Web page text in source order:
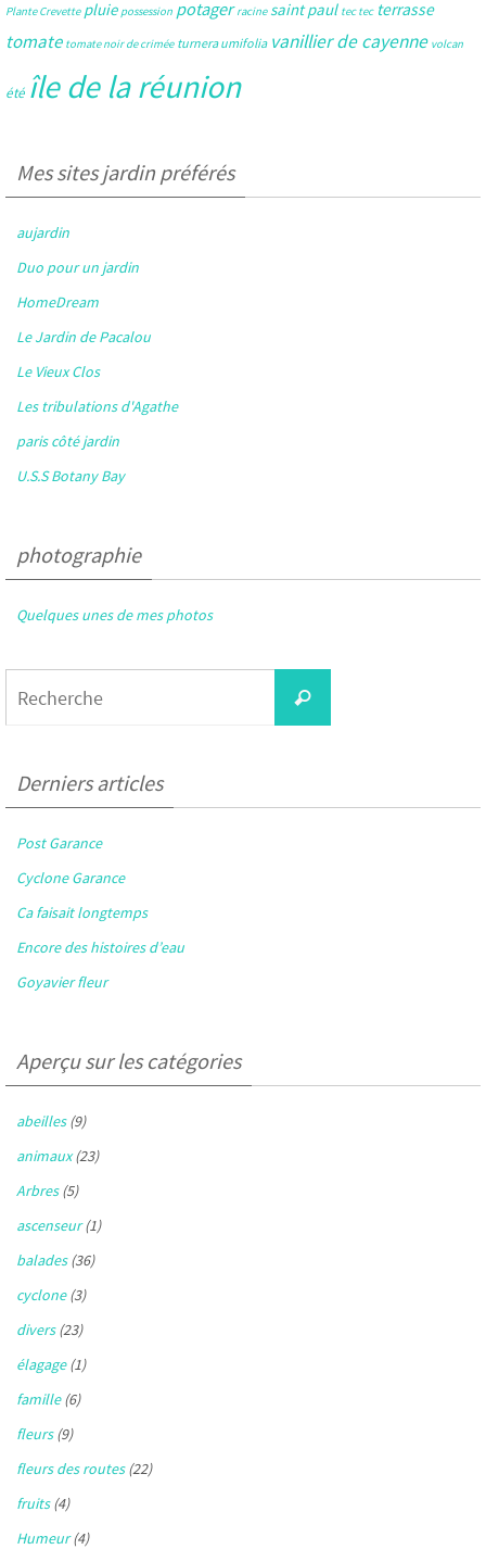
Plante Crevette pluie possession potager racine saint paul tec tec terrasse
tomate tomate noir de crimée turnera umifolia vanillier de cayenne volcan
été île de la réunion
Mes sites jardin préférés
aujardin
Duo pour un jardin
HomeDream
Le Jardin de Pacalou
Le Vieux Clos
Les tribulations d'Agathe
paris côté jardin
U.S.S Botany Bay
photographie
Quelques unes de mes photos
Recherche
Derniers articles
Post Garance
Cyclone Garance
Ca faisait longtemps
Encore des histoires d’eau
Goyavier fleur
Aperçu sur les catégories
abeilles(9)
animaux(23)
Arbres(5)
ascenseur(1)
balades(36)
cyclone(3)
divers(23)
élagage(1)
famille(6)
fleurs(9)
fleurs des routes(22)
fruits(4)
Humeur(4)